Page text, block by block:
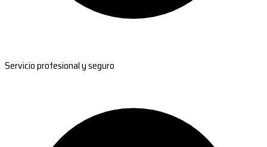
Servicio profesional y seguro